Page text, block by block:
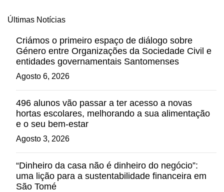
Últimas Notícias
Criámos o primeiro espaço de diálogo sobre
Género entre Organizações da Sociedade Civil e
entidades governamentais Santomenses
Agosto 6, 2026
496 alunos vão passar a ter acesso a novas
hortas escolares, melhorando a sua alimentação
e o seu bem-estar
Agosto 3, 2026
“Dinheiro da casa não é dinheiro do negócio”:
uma lição para a sustentabilidade financeira em
São Tomé